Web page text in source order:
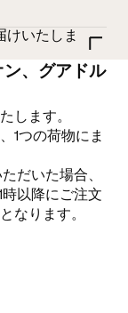
けいたしま
、グアドル
します。
1つの荷物にま
だいた場合、
時以降にご注文
なります。